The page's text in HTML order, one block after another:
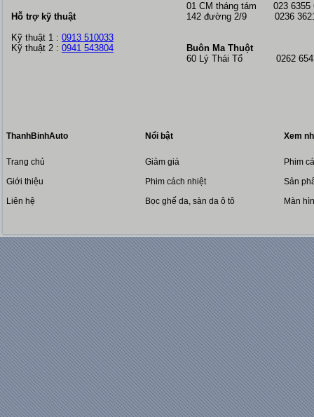
Hỗ trợ kỹ thuật
Kỹ thuật 1 : 0913 510033
Kỹ thuật 2 : 0941 543804
01 CM tháng tám 023 6355
142 đường 2/9 0236
Buôn Ma Thuột
60 Lý Thái Tổ 0262
ThanhBinhAuto
Trang chủ
Giới thiệu
Liên hệ
Nổi bật
Giảm giá
Phim cách nhiệt
Bọc ghế da, sàn da ô tô
Xem
Phim
Sản
Màn